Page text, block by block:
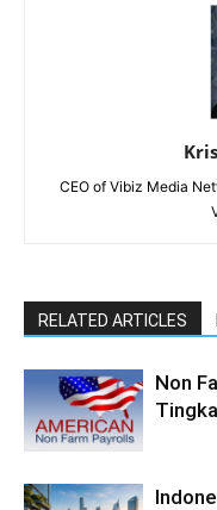
CEO of Vibiz Media
RELATED ARTICLES
Non